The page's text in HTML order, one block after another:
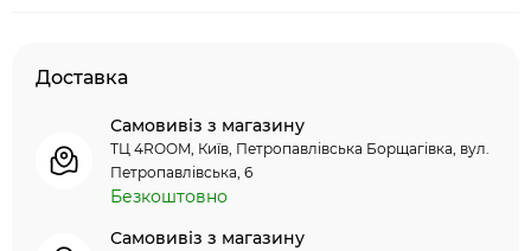
Доставка
Самовивіз з магазину
ТЦ 4ROOM, Київ, Петропавлівська Борщагівка, вул.
Петропавлівська, 6
Безкоштовно
Самовивіз з магазину